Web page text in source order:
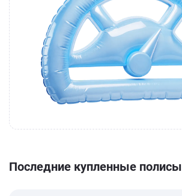
Последние купленные полисы